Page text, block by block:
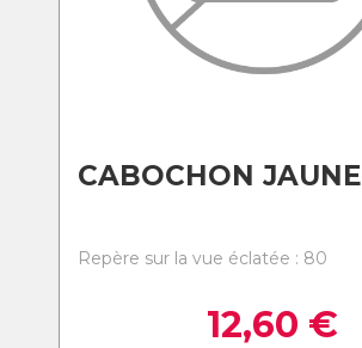
CABOCHON JAUNE
Repère sur la vue éclatée : 80
12,60 €